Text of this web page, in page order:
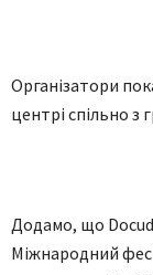
Організатори
центрі спільно з
Додамо, що
Міжнародний